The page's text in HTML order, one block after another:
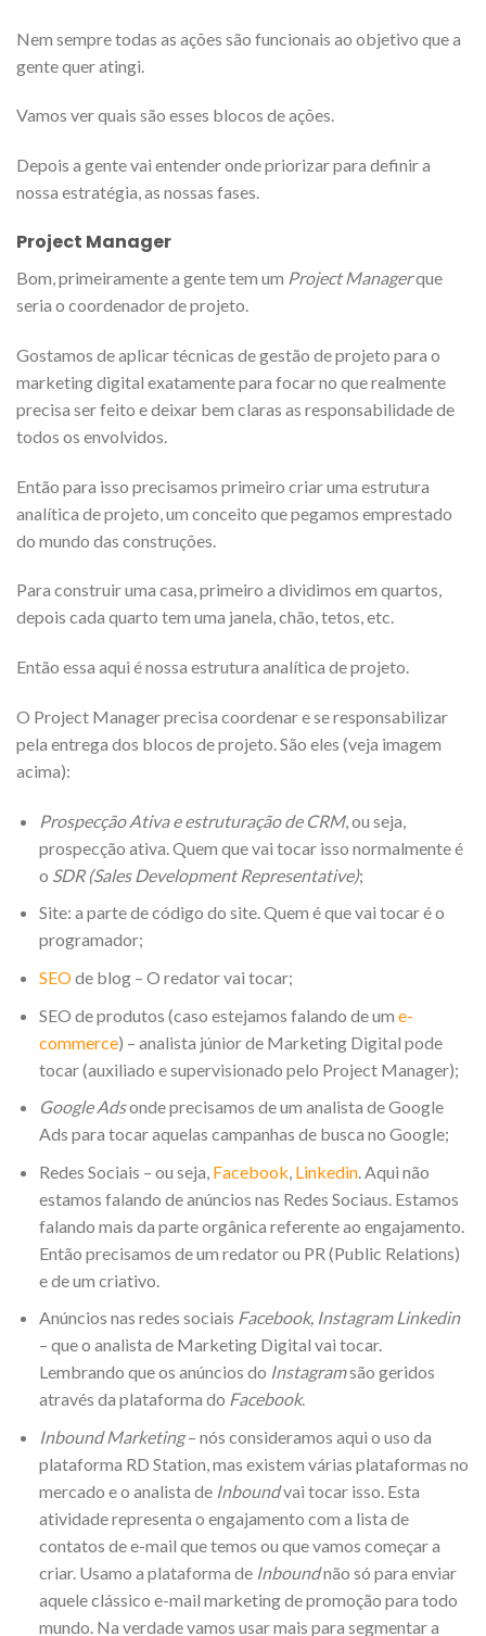
Nem sempre todas as ações são funcionais ao objetivo que a
gente quer atingi.
Vamos ver quais são esses blocos de ações.
Depois a gente vai entender onde priorizar para definir a
nossa estratégia, as nossas fases.
Project Manager
Bom, primeiramente a gente tem um Project Managerque
seria o coordenador de projeto.
Gostamos de aplicar técnicas de gestão de projeto para o
marketing digital exatamente para focar no que realmente
precisa ser feito e deixar bem claras as responsabilidade de
todos os envolvidos.
Então para isso precisamos primeiro criar uma estrutura
analítica de projeto, um conceito que pegamos emprestado
do mundo das construções.
Para construir uma casa, primeiro a dividimos em quartos,
depois cada quarto tem uma janela, chão, tetos, etc.
Então essa aqui é nossa estrutura analítica de projeto.
O Project Manager precisa coordenar e se responsabilizar
pela entrega dos blocos de projeto. São eles (veja imagem
acima):
Prospecção Ativa e estruturação de CRM, ou seja,
prospecção ativa. Quem que vai tocar isso normalmente é
o SDR (Sales Development Representative);
Site: a parte de código do site. Quem é que vai tocar é o
programador;
SEOde blog – O redator vai tocar;
SEO de produtos (caso estejamos falando de um e-
commerce) – analista júnior de Marketing Digital pode
tocar (auxiliado e supervisionado pelo Project Manager);
Google Adsonde precisamos de um analista de Google
Ads para tocar aquelas campanhas de busca no Google;
Redes Sociais – ou seja, Facebook Linkedin. Aqui não
estamos falando de anúncios nas Redes Sociaus. Estamos
falando mais da parte orgânica referente ao engajamento.
Então precisamos de um redator ou PR (Public Relations)
e de um criativo.
Anúncios nas redes sociais Facebook, Instagram Linkedin
– que o analista de Marketing Digital vai tocar.
Lembrando que os anúncios do Instagramsão geridos
através da plataforma do Facebook.
Inbound Marketing– nós consideramos aqui o uso da
plataforma RD Station, mas existem várias plataformas no
mercado e o analista de Inboundvai tocar isso. Esta
atividade representa o engajamento com a lista de
contatos de e-mail que temos ou que vamos começar a
criar. Usamo a plataforma de Inboundnão só para enviar
aquele clássico e-mail marketing de promoção para todo
mundo. Na verdade vamos usar mais para segmentar a